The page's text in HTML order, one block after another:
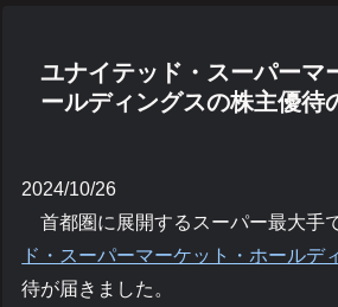
ユナイテッド・スーパーマ
ールディングスの株主優待
2024/10/26
首都圏に展開するスーパー最大手
ド・スーパーマーケット・ホールデ
待が届きました。